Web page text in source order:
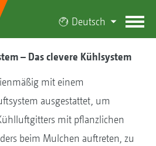
Deutsch
– Das clevere Kühlsystem
mit einem
ausgestattet, um
mit pflanzlichen
beim Mulchen auftreten, zu